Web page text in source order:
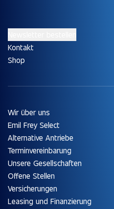
Kontakt
Shop
Wir über uns
Emil Frey Select
Alternative Antriebe
Terminvereinbarung
Unsere Gesellschaften
Offene Stellen
Versicherungen
Leasing und Finanzierung